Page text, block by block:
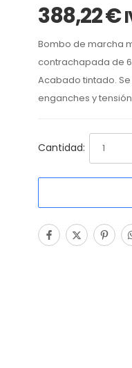
388,22€
Bombo de marcha
contrachapada de
Acabado tintado.
enganches y
Cantidad: